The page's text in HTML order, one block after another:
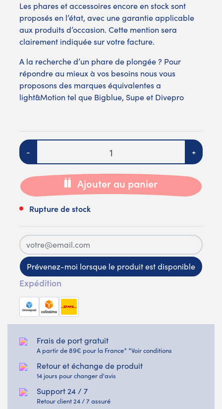
Les phares et accessoires encore en stock sont
proposés en l’état, avec une garantie applicable
aux produits d’occasion. Cette mention sera
clairement indiquée sur votre facture.
A la recherche d’un phare de plongée ? Pour
répondre au mieux à vos besoins nous vous
proposons des marques équivalentes a
light&Motion tel que Bigblue, Supeet Divepro
Quantité
- +
Ajouter au panier
Rupture de stock
Prévenez-moi lorsque le produit est disponible
Expédition
Frais de port gratuit
A partir de 89€ pour la France* *Voir conditions
Retour et échange de produit
14 jours pour changer d'avis
Support 24 / 7
Retour client 24 / 7 assuré